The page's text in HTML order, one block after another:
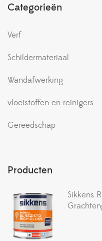
Categorieën
Verf
Schildermateriaal
Wandafwerking
vloeistoffen-en-reinigers
Gereedschap
Producten
Sikkens